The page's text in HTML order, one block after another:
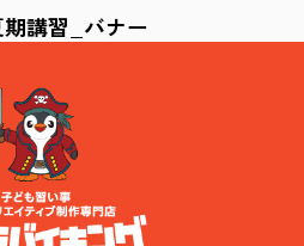
はこちら
期講習_バナー